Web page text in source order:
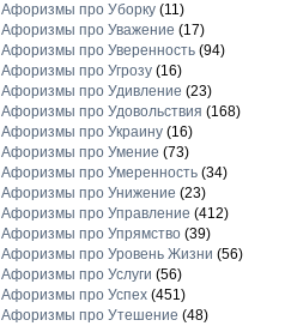
Афоризмы про Уборку(11)
Афоризмы про Уважение (17)
Афоризмы про Уверенность(94)
Афоризмы про Угрозу(16)
Афоризмы про Удивление (23)
Афоризмы про Удовольствия (168)
Афоризмы про Украину(16)
Афоризмы про Умение (73)
Афоризмы про Умеренность(34)
Афоризмы про Унижение (23)
Афоризмы про Управление (412)
Афоризмы про Упрямство(39)
Афоризмы про Уровень Жизни (56)
Афоризмы про Услуги (56)
Афоризмы про Успех(451)
Афоризмы про Утешение (48)